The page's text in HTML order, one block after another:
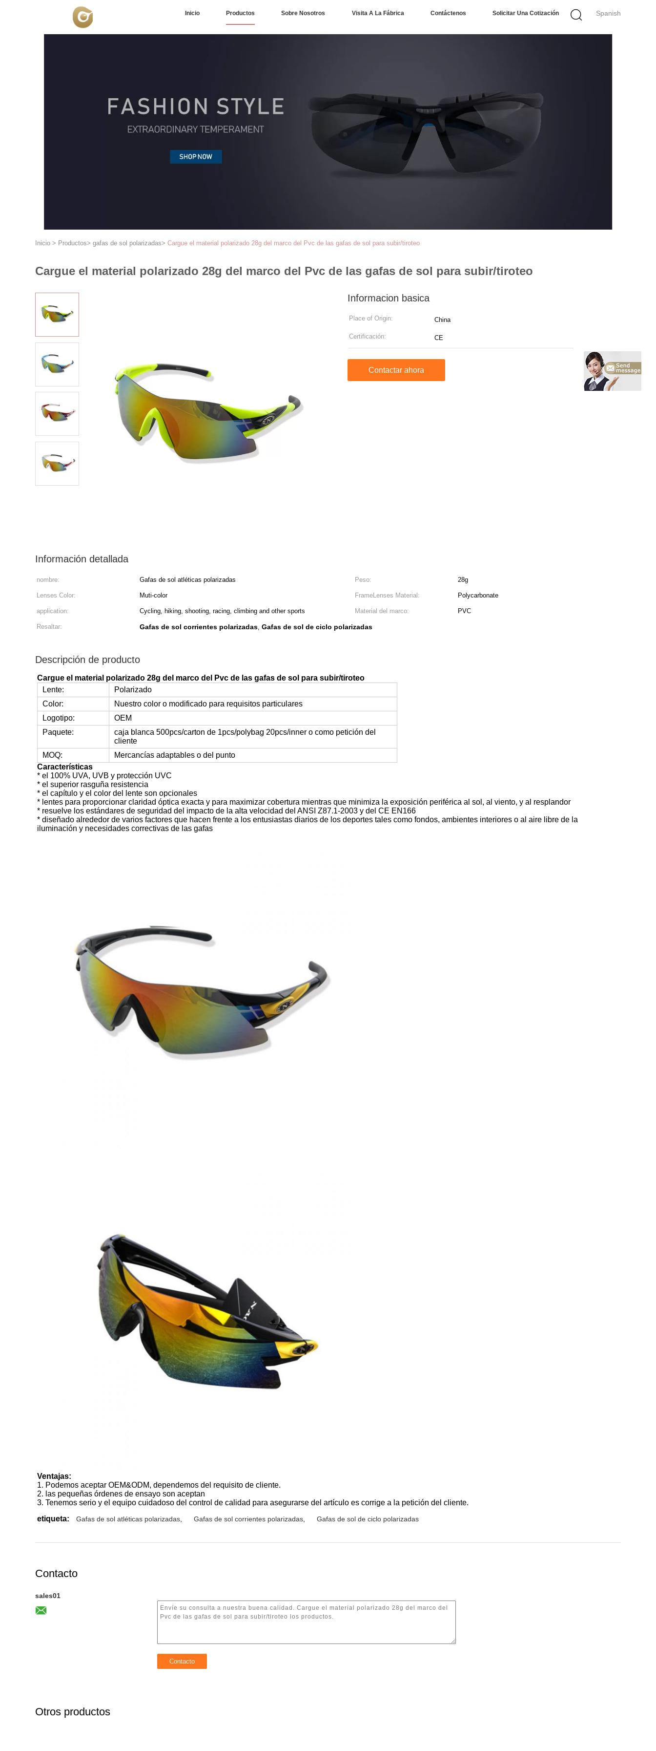
Spanish
Inicio Productos Sobre Nosotros Visita A La Fábrica Contáctenos Solicitar Una Cotización
Inicio > Productos> gafas de sol polarizadas> Cargue el material polarizado 28g del marco del Pvc de las gafas de sol para subir/tiroteo
Cargue el material polarizado 28g del marco del Pvc de las gafas de sol para subir/tiroteo
Informacion basica
Place of Origin: China
Certificación: CE
Contactar ahora
Información detallada
nombre: Gafas de sol atléticas polarizadas Peso: 28g
Lenses Color: Muti-color FrameLenses Material: Polycarbonate
application: Cycling, hiking, shooting, racing, climbing and other sports Material del marco: PVC
Resaltar: Gafas de sol corrientes polarizadas, Gafas de sol de ciclo polarizadas
Descripción de producto
Cargue el material polarizado 28g del marco del Pvc de las gafas de sol para subir/tiroteo
Lente:
Polarizado
Color:
Nuestro color o modificado para requisitos particulares
Logotipo:
OEM
Paquete:
caja blanca 500pcs/carton de 1pcs/polybag 20pcs/inner o como petición del
cliente
MOQ:
Mercancías adaptables o del punto
Características
* el 100% UVA, UVB y protección UVC
* el superior rasguña resistencia
* el capítulo y el color del lente son opcionales
* lentes para proporcionar claridad óptica exacta y para maximizar cobertura mientras que minimiza la exposición periférica al sol, al viento, y al resplandor
* resuelve los estándares de seguridad del impacto de la alta velocidad del ANSI Z87.1-2003 y del CE EN166
* diseñado alrededor de varios factores que hacen frente a los entusiastas diarios de los deportes tales como fondos, ambientes interiores o al aire libre de la
iluminación y necesidades correctivas de las gafas
Ventajas:
1. Podemos aceptar OEM&ODM, dependemos del requisito de cliente.
2. las pequeñas órdenes de ensayo son aceptan
3. Tenemos serio y el equipo cuidadoso del control de calidad para asegurarse del artículo es corrige a la petición del cliente.
etiqueta:
Gafas de sol atléticas polarizadas Gafas de sol corrientes polarizadas Gafas de sol de ciclo polarizadas
Contacto
sales01
Otros productos